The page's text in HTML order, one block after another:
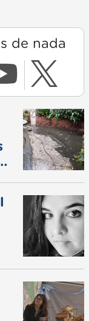
de nada